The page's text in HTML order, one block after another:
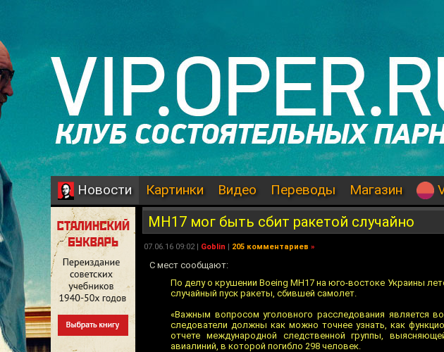
Новости Картинки Видео Переводы Магазин
MH17 мог быть сбит ракетой случайно
07.06.16 09:02 | Goblin | 205 комментариев »
С мест сообщают:
По делу о крушении Boeing MH17 на юго-востоке Украины
случайный пуск ракеты, сбившей самолет.
«Важным вопросом уголовного расследования является
следователи должны как можно точнее узнать, как
отчете международной следственной группы,
авиалиний, в которой погибло 298 человек.